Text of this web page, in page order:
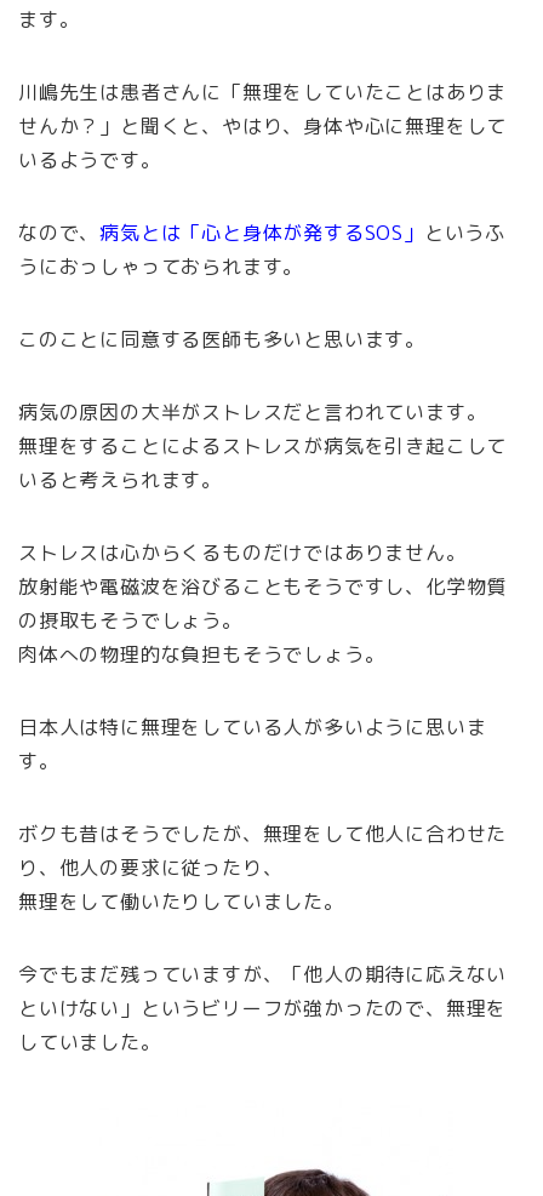
ます。
川嶋先生は患者さんに「無理をしていたことはありま
せんか？」と聞くと、やはり、身体や心に無理をして
いるようです。
なので、病気とは「心と身体が発するSOS」 というふ
うにおっしゃっておられます。
このことに同意する医師も多いと思います。
病気の原因の大半がストレスだと言われています。
無理をすることによるストレスが病気を引き起こして
いると考えられます。
ストレスは心からくるものだけではありません。
放射能や電磁波を浴びることもそうですし、化学物質
の摂取もそうでしょう。
肉体への物理的な負担もそうでしょう。
日本人は特に無理をしている人が多いように思いま
す。
ボクも昔はそうでしたが、無理をして他人に合わせた
り、他人の要求に従ったり、
無理をして働いたりしていました。
今でもまだ残っていますが、「他人の期待に応えない
といけない」というビリーフが強かったので、無理を
していました。